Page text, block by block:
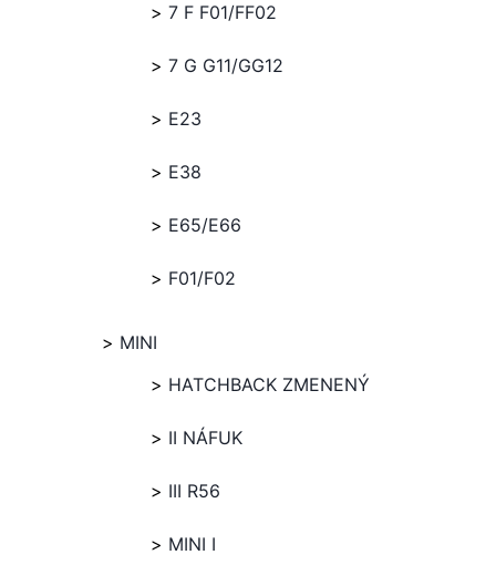
7 F F01/FF02
7 G G11/GG12
E23
E38
E65/E66
F01/F02
MINI
HATCHBACK ZMENENÝ
II NÁFUK
III R56
MINI I